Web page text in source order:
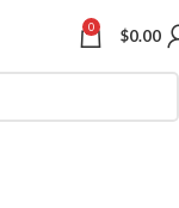
0 $0.00